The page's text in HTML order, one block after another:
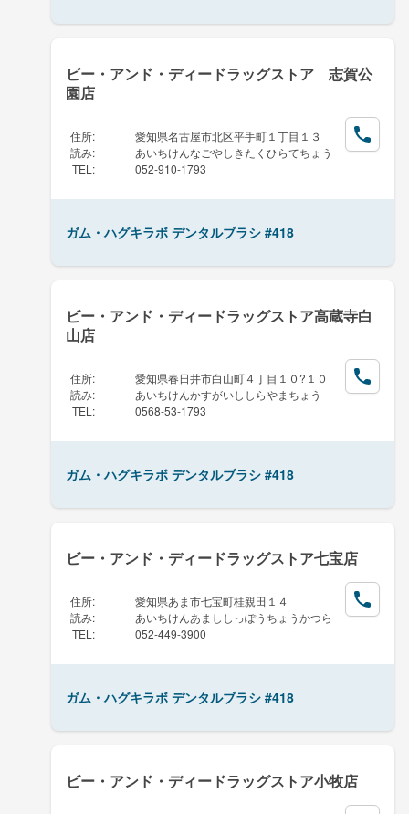
ビー・アンド・ディードラッグストア 志賀公
園店
住所:
愛知県名古屋市北区平手町１丁目１３
読み:
あいちけんなごやしきたくひらてちょう
TEL : 052-910-1793
ガム・ハグキラボ デンタルブラシ #418
ビー・アンド・ディードラッグストア高蔵寺白
山店
住所:
愛知県春日井市白山町４丁目１０?１０
読み:
あいちけんかすがいししらやまちょう
TEL : 0568-53-1793
ガム・ハグキラボ デンタルブラシ #418
ビー・アンド・ディードラッグストア七宝店
住所:
愛知県あま市七宝町桂親田１４
読み:
あいちけんあまししっぽうちょうかつら
TEL : 052-449-3900
ガム・ハグキラボ デンタルブラシ #418
ビー・アンド・ディードラッグストア小牧店